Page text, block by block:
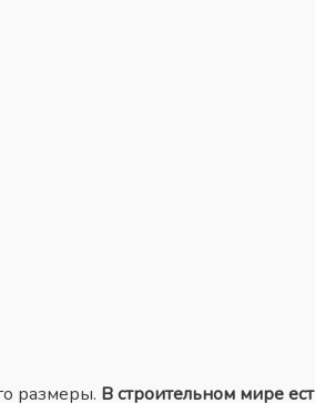
размеры. В строительном мире